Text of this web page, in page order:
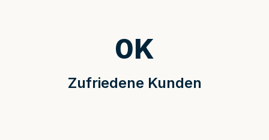
Zufriedene Kunden
0K